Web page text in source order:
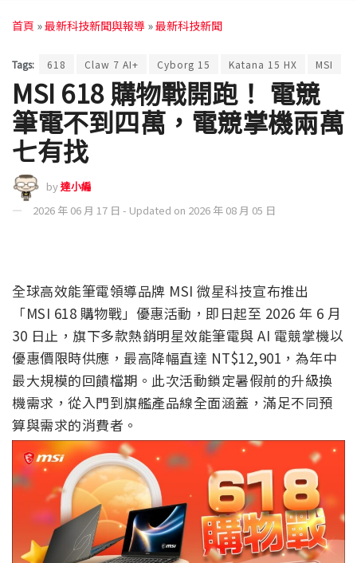
首頁 »最新科技新聞與報導 »最新科技新聞
Tags: 618 Claw 7 AI+ Cyborg 15 Katana 15 HX MSI
MSI 618 購物戰開跑！ 電競
筆電不到四萬，電競掌機兩萬
七有找
by達小編
2026 年 06 月 17 日 - Updated on 2026 年 08 月 05 日
全球高效能筆電領導品牌 MSI 微星科技宣布推出
「MSI 618 購物戰」優惠活動，即日起至 2026 年 6 月
30 日止，旗下多款熱銷明星效能筆電與 AI 電競掌機以
優惠價限時供應，最高降幅直達 NT$12,901，為年中
最大規模的回饋檔期。此次活動鎖定暑假前的升級換
機需求，從入門到旗艦產品線全面涵蓋，滿足不同預
算與需求的消費者。